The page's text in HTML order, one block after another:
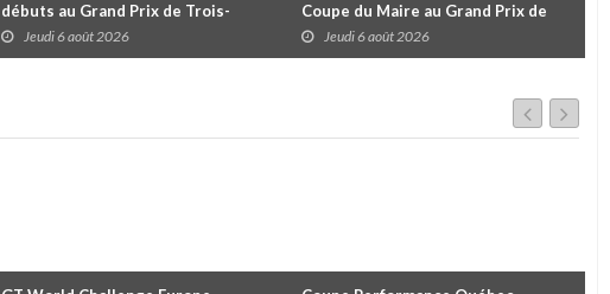
débuts au Grand Prix de Trois-
Rivières avec un format inspiré de
Daytona
Jeudi 6 août 2026
Coupe du Maire au Grand Prix de
Trois-Rivières
Jeudi 6 août 2026